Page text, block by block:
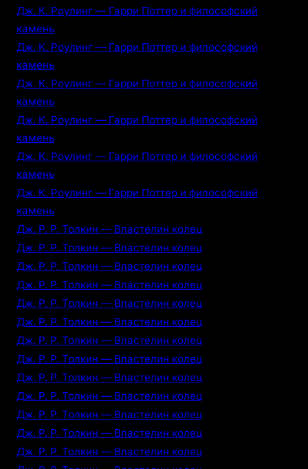
Дж. К. Роулинг — Гарри Поттер и философский
камень
Дж. К. Роулинг — Гарри Поттер и философский
камень
Дж. К. Роулинг — Гарри Поттер и философский
камень
Дж. К. Роулинг — Гарри Поттер и философский
камень
Дж. К. Роулинг — Гарри Поттер и философский
камень
Дж. К. Роулинг — Гарри Поттер и философский
камень
Дж. Р. Р. Толкин — Властелин колец
Дж. Р. Р. Толкин — Властелин колец
Дж. Р. Р. Толкин — Властелин колец
Дж. Р. Р. Толкин — Властелин колец
Дж. Р. Р. Толкин — Властелин колец
Дж. Р. Р. Толкин — Властелин колец
Дж. Р. Р. Толкин — Властелин колец
Дж. Р. Р. Толкин — Властелин колец
Дж. Р. Р. Толкин — Властелин колец
Дж. Р. Р. Толкин — Властелин колец
Дж. Р. Р. Толкин — Властелин колец
Дж. Р. Р. Толкин — Властелин колец
Дж. Р. Р. Толкин — Властелин колец